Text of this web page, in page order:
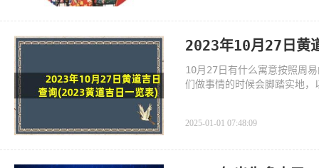
2023年10月27日黄
10月27日有什么寓意按照周
们做事情的时候会脚踏实地
2025-01-01 07:48:09